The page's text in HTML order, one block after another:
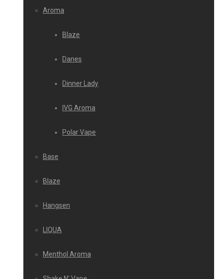
Aroma
Blaze
Danes
Dinner Lady
IVG Aroma
Polar Vape
Base
Blaze
Hangsen
LIQUA
Menthol Aroma